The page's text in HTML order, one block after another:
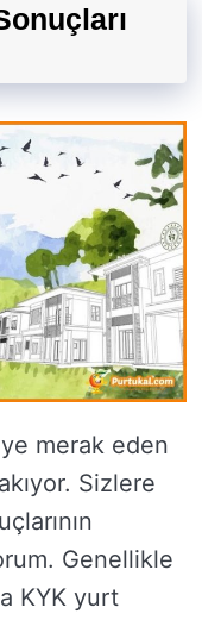
merak eden
Sizlere
Genellikle
KYK yurt